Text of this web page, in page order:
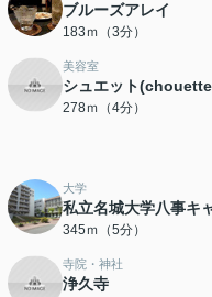
ブルーズアレイ
183ｍ（3分）
美容室
シュエット
278ｍ（4分）
大学
私立名城大学八事キ
345ｍ（5分）
寺院・神社
浄久寺